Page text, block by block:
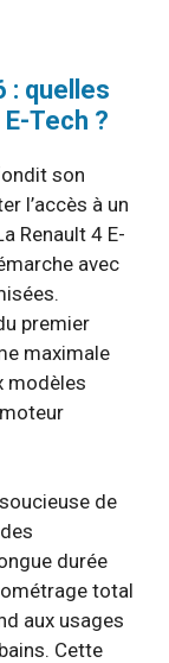
: quelles
Tech ?
son
l’accès à un
Renault 4 E-
avec
premier
maximale
modèles
de
durée
total
aux usages
Cette